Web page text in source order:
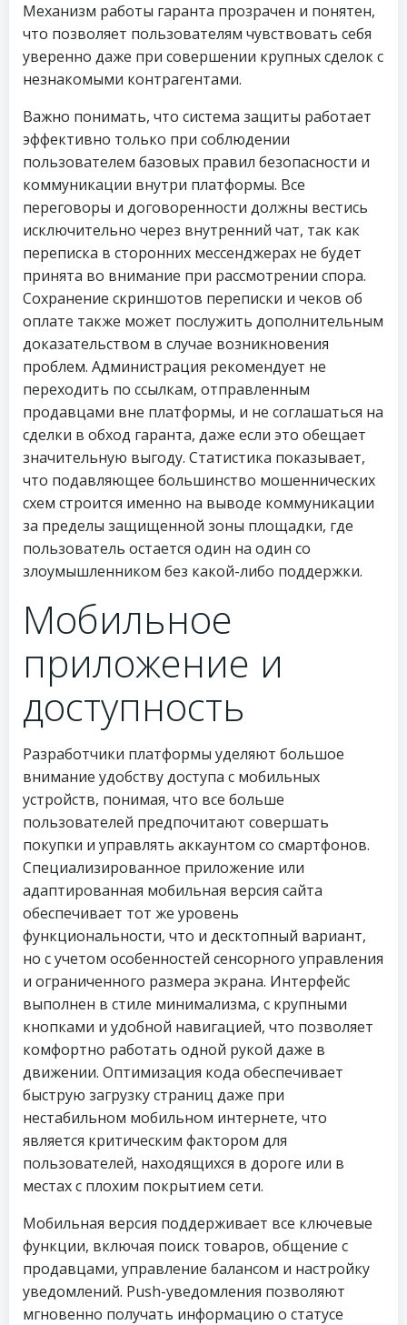
Механизм работы гаранта прозрачен и понятен,
что позволяет пользователям чувствовать себя
уверенно даже при совершении крупных сделок с
незнакомыми контрагентами.
Важно понимать, что система защиты работает
эффективно только при соблюдении
пользователем базовых правил безопасности и
коммуникации внутри платформы. Все
переговоры и договоренности должны вестись
исключительно через внутренний чат, так как
переписка в сторонних мессенджерах не будет
принята во внимание при рассмотрении спора.
Сохранение скриншотов переписки и чеков об
оплате также может послужить дополнительным
доказательством в случае возникновения
проблем. Администрация рекомендует не
переходить по ссылкам, отправленным
продавцами вне платформы, и не соглашаться на
сделки в обход гаранта, даже если это обещает
значительную выгоду. Статистика показывает,
что подавляющее большинство мошеннических
схем строится именно на выводе коммуникации
за пределы защищенной зоны площадки, где
пользователь остается один на один со
злоумышленником без какой-либо поддержки.
Мобильное
приложение и
доступность
Разработчики платформы уделяют большое
внимание удобству доступа с мобильных
устройств, понимая, что все больше
пользователей предпочитают совершать
покупки и управлять аккаунтом со смартфонов.
Специализированное приложение или
адаптированная мобильная версия сайта
обеспечивает тот же уровень
функциональности, что и десктопный вариант,
но с учетом особенностей сенсорного управления
и ограниченного размера экрана. Интерфейс
выполнен в стиле минимализма, с крупными
кнопками и удобной навигацией, что позволяет
комфортно работать одной рукой даже в
движении. Оптимизация кода обеспечивает
быструю загрузку страниц даже при
нестабильном мобильном интернете, что
является критическим фактором для
пользователей, находящихся в дороге или в
местах с плохим покрытием сети.
Мобильная версия поддерживает все ключевые
функции, включая поиск товаров, общение с
продавцами, управление балансом и настройку
уведомлений. Push-уведомления позволяют
мгновенно получать информацию о статусе